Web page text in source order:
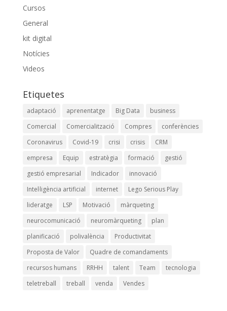
Cursos
General
kit digital
Notícies
Videos
Etiquetes
adaptació aprenentatge Big Data
business
Comercial
Comercialització Compres
conferències
Coronavirus
Covid-19 crisi crisis
CRM
empresa
Equip estratègia formació
gestió
gestió empresarial
Indicador
innovació
Intel·ligència artificial
internet
Lego Serious Play
lideratge
LSP Motivació
màrqueting
neurocomunicació
neuromàrqueting
plan
planificació
polivalència
Productivitat
Proposta de Valor
Quadre de comandaments
recursos humans
RRHH talent Team
tecnologia
teletreball
treball venda Vendes